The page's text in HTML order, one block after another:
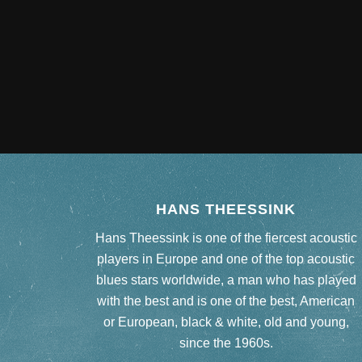
HANS THEESSINK
Hans Theessink is one of the fiercest acoustic
players in Europe and one of the top acoustic
blues stars worldwide, a man who has played
with the best and is one of the best, American
or European, black & white, old and young,
since the 1960s.